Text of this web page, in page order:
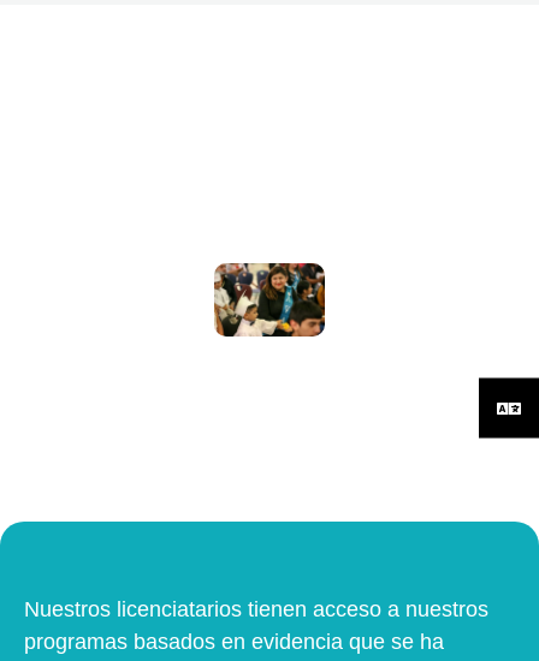
Nuestros licenciatarios tienen acceso a nuestros
programas basados en evidencia que se ha